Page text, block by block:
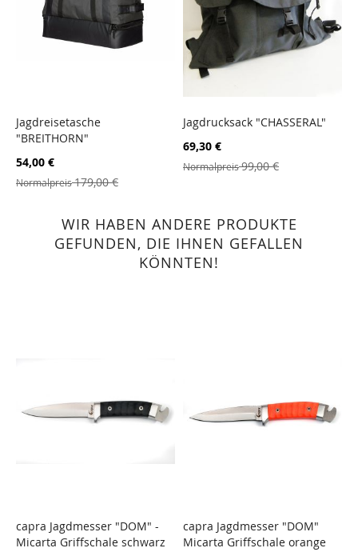
ZUR
VERGLEICHSLISTE
Jagdreisetasche
"BREITHORN"
Sonderangebot
54,00 €
Normalpreis179,00 €
ZUR
VERGLEICHSLISTE
HINZUFÜGEN
Jagdrucksack "CHASSERAL"
Sonderangebot
69,30 €
Normalpreis99,00 €
WIR HABEN ANDERE PRODUKTE
GEFUNDEN, DIE IHNEN GEFALLEN
KÖNNTEN!
capra Jagdmesser "DOM" -
Micarta Griffschale schwarz
capra Jagdmesser "DOM"
Micarta Griffschale orange